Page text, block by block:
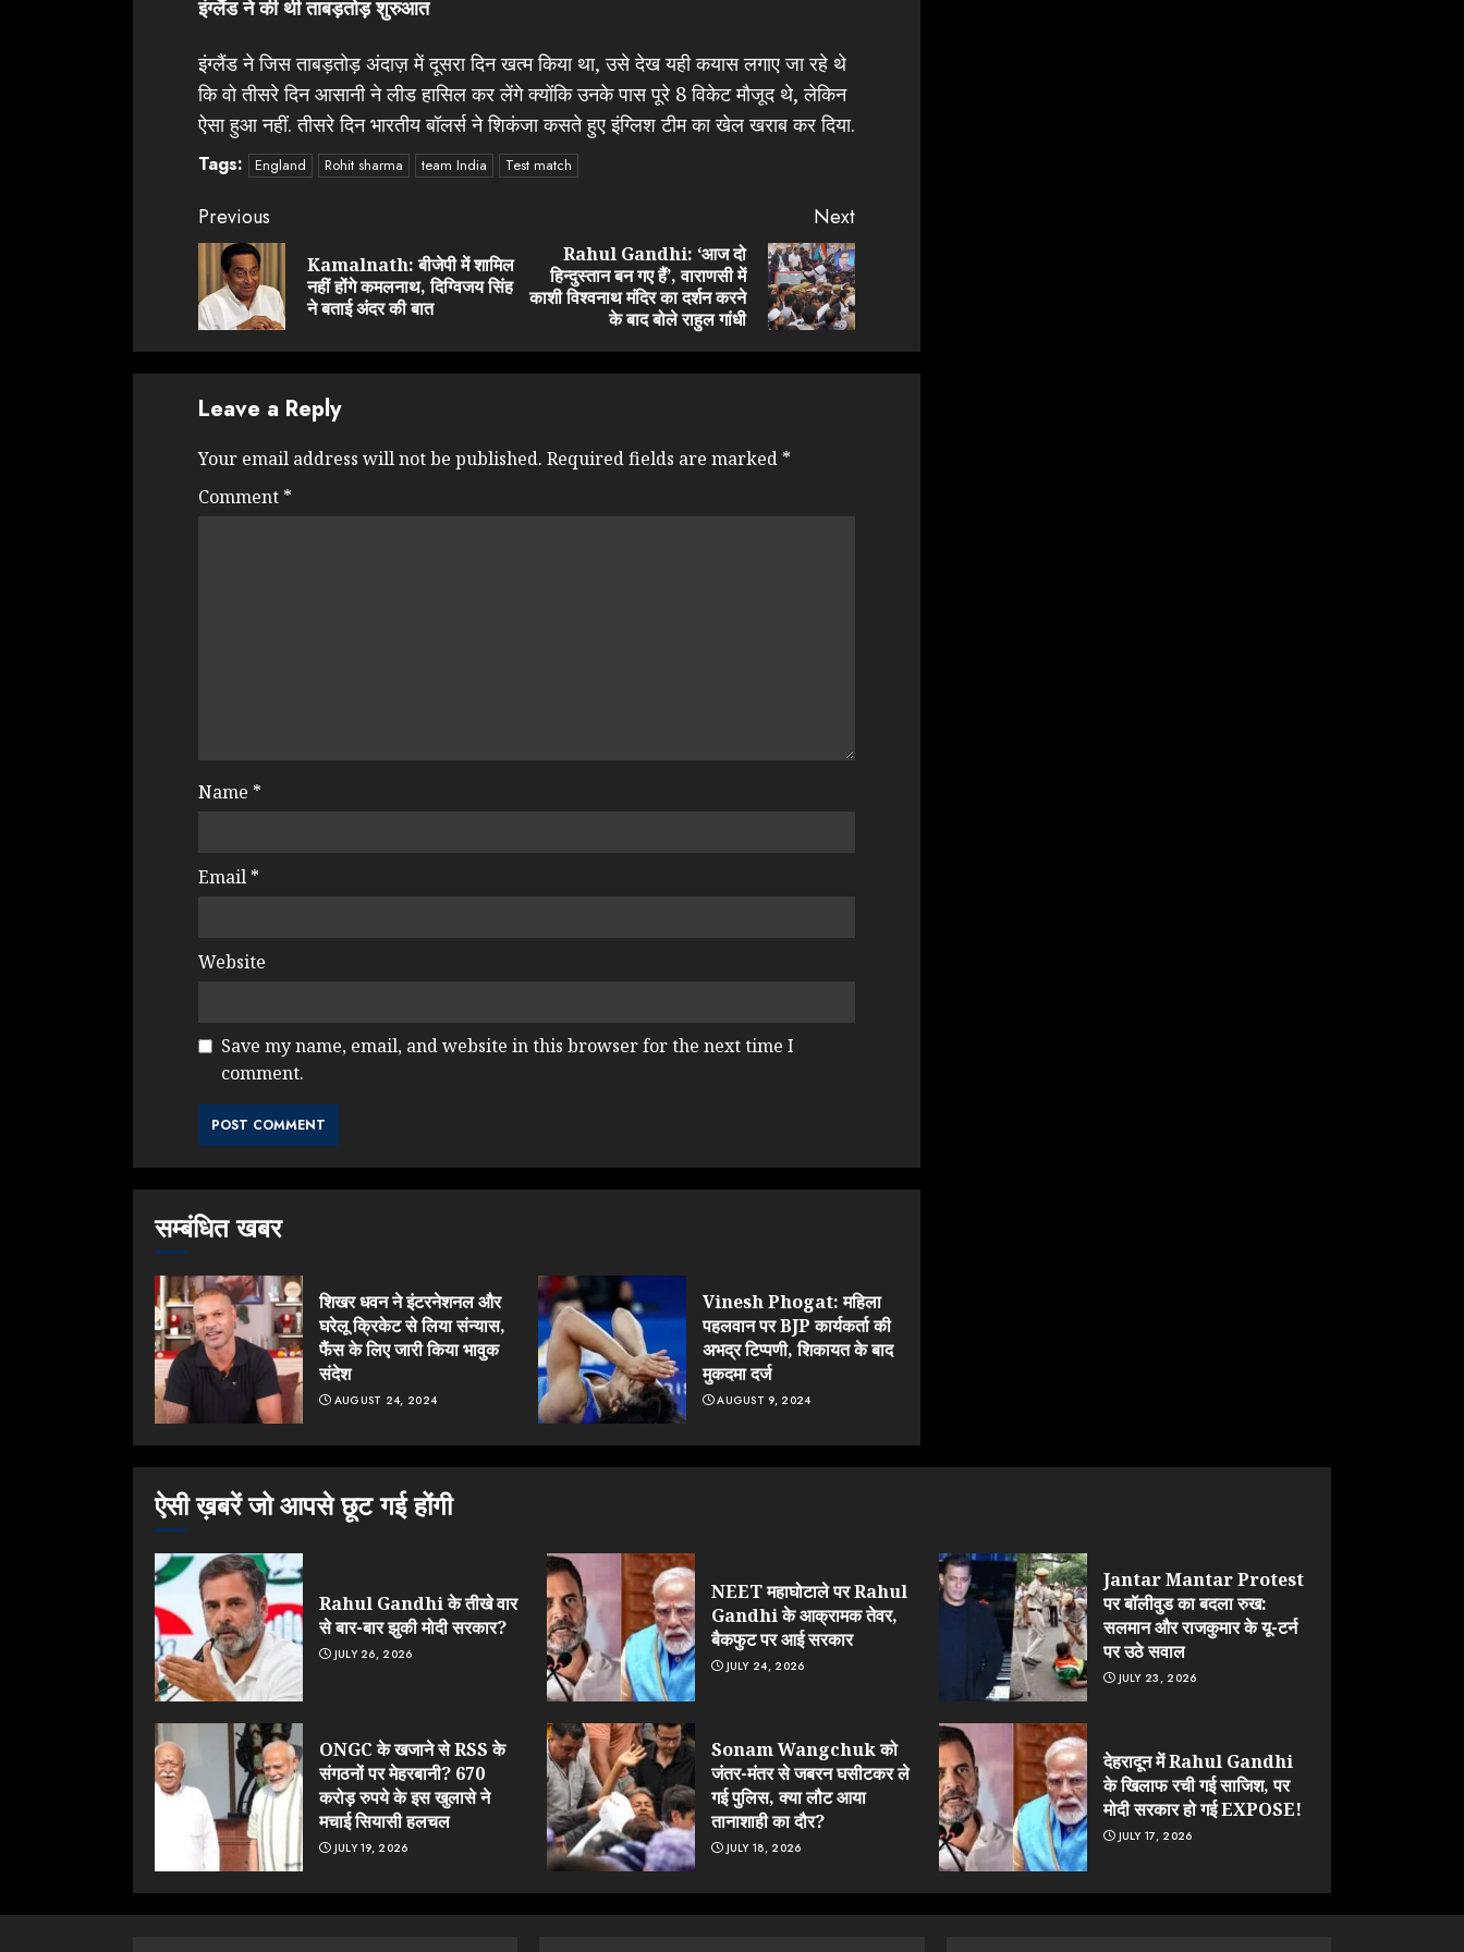
इंग्लैंड ने की थी ताबड़तोड़ शुरुआत
इंग्लैंड ने जिस ताबड़तोड़ अंदाज़ में दूसरा दिन खत्म किया था, उसे देख यही कयास लगाए जा रहे थे
कि वो तीसरे दिन आसानी ने लीड हासिल कर लेंगे क्योंकि उनके पास पूरे 8 विकेट मौजूद थे, लेकिन
ऐसा हुआ नहीं. तीसरे दिन भारतीय बॉलर्स ने शिकंजा कसते हुए इंग्लिश टीम का खेल खराब कर दिया.
Tags: England Rohit sharma team India Test match
Continue
Reading
Previous
Previous
post:
Kamalnath: बीजेपी में शामिल
नहीं होंगे कमलनाथ, दिग्विजय सिंह
ने बताई अंदर की बात
Next
Next
post:
Rahul Gandhi: ‘आज दो
हिन्दुस्तान बन गए हैं’, वाराणसी में
काशी विश्वनाथ मंदिर का दर्शन करने
के बाद बोले राहुल गांधी
Leave a Reply
Your email address will not be published. Required fields are marked *
Comment *
Name *
Email *
Website
Save my name, email, and website in this browser for the next time I
comment.
सम्बंधित खबर
शिखर धवन ने इंटरनेशनल और
घरेलू क्रिकेट से लिया संन्यास,
फैंस के लिए जारी किया भावुक
संदेश
AUGUST 24, 2024
Vinesh Phogat: महिला
पहलवान पर BJP कार्यकर्ता की
अभद्र टिप्पणी, शिकायत के बाद
मुकदमा दर्ज
AUGUST 9, 2024
ऐसी ख़बरें जो आपसे छूट गई होंगी
Rahul Gandhi के तीखे वार
से बार-बार झुकी मोदी सरकार?
JULY 26, 2026
NEET महाघोटाले पर Rahul
Gandhi के आक्रामक तेवर,
बैकफुट पर आई सरकार
JULY 24, 2026
Jantar Mantar Protest
पर बॉलीवुड का बदला रुख:
सलमान और राजकुमार के यू-टर्न
पर उठे सवाल
JULY 23, 2026
ONGC के खजाने से RSS के
संगठनों पर मेहरबानी? 670
करोड़ रुपये के इस खुलासे ने
मचाई सियासी हलचल
JULY 19, 2026
Sonam Wangchuk को
जंतर-मंतर से जबरन घसीटकर ले
गई पुलिस, क्या लौट आया
तानाशाही का दौर?
JULY 18, 2026
देहरादून में Rahul Gandhi
के खिलाफ रची गई साजिश, पर
मोदी सरकार हो गई EXPOSE!
JULY 17, 2026